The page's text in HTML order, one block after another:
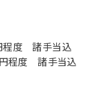
程度 諸手当込
円程度 諸手当込